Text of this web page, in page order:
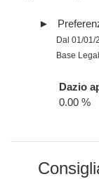
Dal 01/01/
Base
Dazio
0.00 %